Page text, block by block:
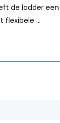
de ladder
flexibele ...